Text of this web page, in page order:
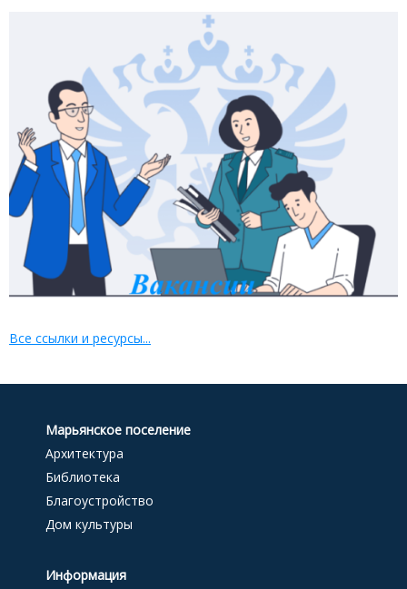
Все ссылки и ресурсы...
Марьянское поселение
Архитектура
Библиотека
Благоустройство
Дом культуры
Информация